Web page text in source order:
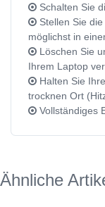
Schalten Sie
Stellen Sie
möglichst in
Löschen Sie
Ihrem Laptop
Halten Sie
trocknen Ort
Vollständiges
Ähnliche